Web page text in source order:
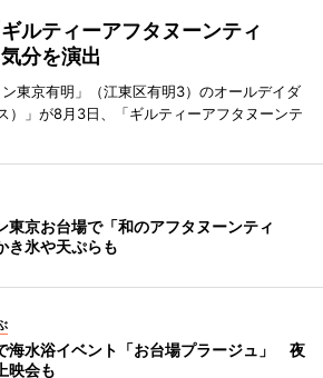
ルティーアフタヌーンティ
分を演出
ン東京有明」（江東区有明3）のオールデイダ
）」が8月3日、「ギルティーアフタヌーンテ
東京お台場で「和のアフタヌーンティ
氷や天ぷらも
海水浴イベント「お台場プラージュ」 夜
映会も